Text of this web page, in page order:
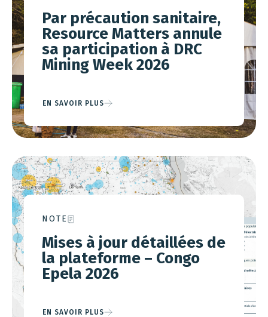
Par précaution sanitaire,
Resource Matters annule
sa participation à DRC
Mining Week 2026
EN SAVOIR PLUS
NOTE
Mises à jour détaillées de
la plateforme – Congo
Epela 2026
EN SAVOIR PLUS